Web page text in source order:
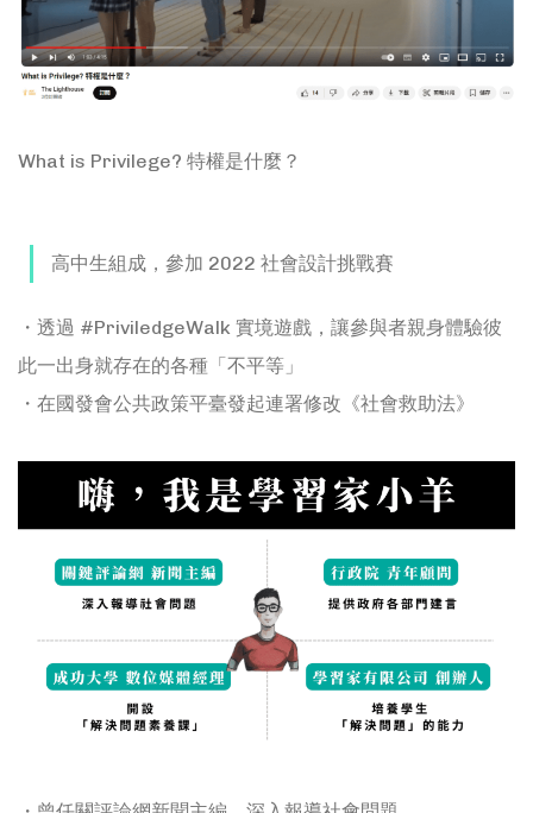
What is Privilege? 特權是什麼？
高中生組成，參加 2022 社會設計挑戰賽
・透過 #PriviledgeWalk 實境遊戲，讓參與者親身體驗彼
此一出身就存在的各種「不平等」
・在國發會公共政策平臺發起連署修改《社會救助法》